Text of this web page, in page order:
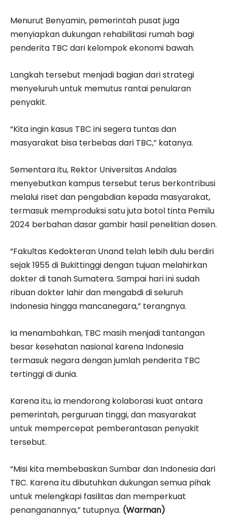
Menurut Benyamin, pemerintah pusat juga
menyiapkan dukungan rehabilitasi rumah bagi
penderita TBC dari kelompok ekonomi bawah.
Langkah tersebut menjadi bagian dari strategi
menyeluruh untuk memutus rantai penularan
penyakit.
“Kita ingin kasus TBC ini segera tuntas dan
masyarakat bisa terbebas dari TBC,” katanya.
Sementara itu, Rektor Universitas Andalas
menyebutkan kampus tersebut terus berkontribusi
melalui riset dan pengabdian kepada masyarakat,
termasuk memproduksi satu juta botol tinta Pemilu
2024 berbahan dasar gambir hasil penelitian dosen.
“Fakultas Kedokteran Unand telah lebih dulu berdiri
sejak 1955 di Bukittinggi dengan tujuan melahirkan
dokter di tanah Sumatera. Sampai hari ini sudah
ribuan dokter lahir dan mengabdi di seluruh
Indonesia hingga mancanegara,” terangnya.
Ia menambahkan, TBC masih menjadi tantangan
besar kesehatan nasional karena Indonesia
termasuk negara dengan jumlah penderita TBC
tertinggi di dunia.
Karena itu, ia mendorong kolaborasi kuat antara
pemerintah, perguruan tinggi, dan masyarakat
untuk mempercepat pemberantasan penyakit
tersebut.
“Misi kita membebaskan Sumbar dan Indonesia dari
TBC. Karena itu dibutuhkan dukungan semua pihak
untuk melengkapi fasilitas dan memperkuat
penanganannya,” tutupnya. (Warman)